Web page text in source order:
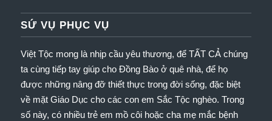
SỨ VỤ PHỤC VỤ
Việt Tộc mong là nhịp cầu yêu thương, để TẤT CẢ chúng
ta cùng tiếp tay giúp cho Đồng Bào ở quê nhà, để họ
được những nâng đỡ thiết thực trong đời sống, đặc biệt
về mặt Giáo Dục cho các con em Sắc Tộc nghèo. Trong
số này, có nhiều trẻ em mồ côi hoặc cha mẹ mắc bệnh